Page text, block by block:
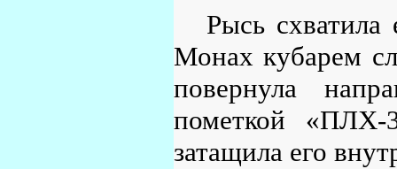
Рысь схватила
Монах кубарем
повернула
пометкой
затащила его